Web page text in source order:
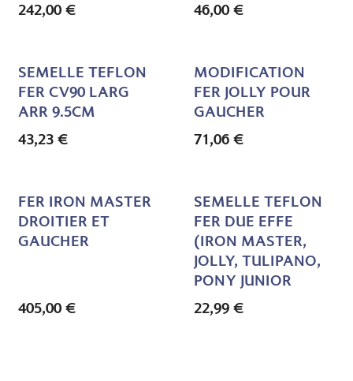
242,00 €
46,00€
SEMELLE TEFLON
FER CV90 LARG
ARR 9.5CM
43,23 €
MODIFICATION
FER JOLLY POUR
GAUCHER
71,06€
FER IRON MASTER
DROITIER ET
GAUCHER
405,00 €
SEMELLE TEFLON
FER DUE EFFE
(IRON MASTER,
JOLLY, TULIPANO,
PONY JUNIOR
22,99€